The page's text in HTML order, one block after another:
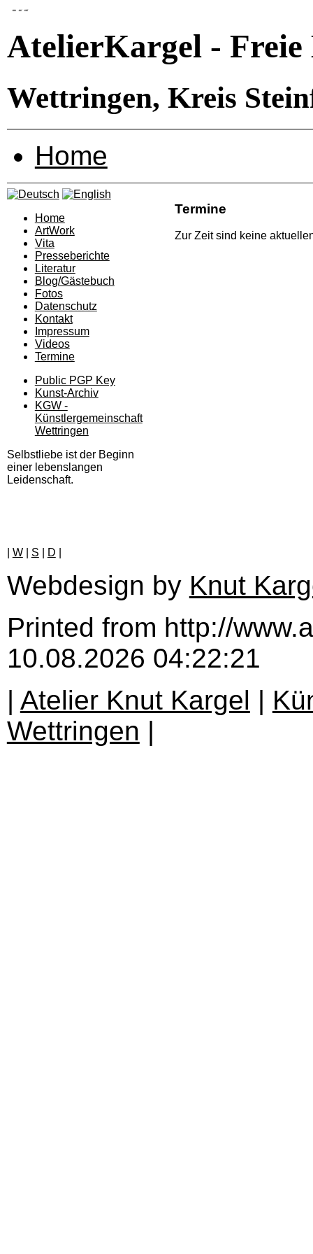
AtelierKargel -
Wettringen, Kreis
Home
Termine
Zur Zeit sind keine
Home
ArtWork
Vita
Presseberichte
Literatur
Blog/Gästebuch
Fotos
Datenschutz
Kontakt
Impressum
Videos
Termine
Public PGP Key
Kunst-Archiv
KGW -
Künstlergemeinschaft
Wettringen
Selbstliebe ist der Beginn
einer lebenslangen
Leidenschaft.
W| S D
Webdesign by Knut
Printed from http://
10.08.2026 04:22:21
| Atelier Knut Kargel |
Wettringen |